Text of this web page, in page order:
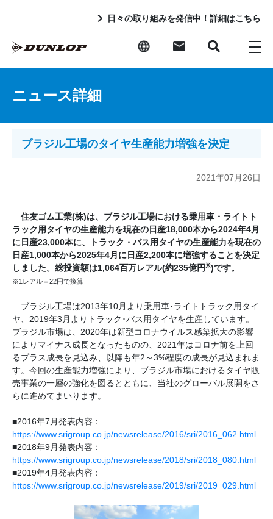
日々の取り組みを発信中！詳細はこちら
ニュース詳細
ブラジル工場のタイヤ生産能力増強を決定
2021年07月26日
住友ゴム工業(株)は、ブラジル工場における乗用車・ライトト
ラック用タイヤの生産能力を現在の日産18,000本から2024年4月
に日産23,000本に、トラック・バス用タイヤの生産能力を現在の
日産1,000本から2025年4月に日産2,200本に増強することを決定
しました。総投資額は1,064百万レアル(約235億円※)です。
※1レアル＝22円で換算
ブラジル工場は2013年10月より乗用車･ライトトラック用タイ
ヤ、2019年3月よりトラック･バス用タイヤを生産しています。
ブラジル市場は、2020年は新型コロナウイルス感染拡大の影響
によりマイナス成長となったものの、2021年はコロナ前を上回
るプラス成長を見込み、以降も年2～3%程度の成長が見込まれま
す。今回の生産能力増強により、ブラジル市場におけるタイヤ販
売事業の一層の強化を図るとともに、当社のグローバル展開をさ
らに進めてまいります。
■2016年7月発表内容：
https://www.srigroup.co.jp/newsrelease/2016/sri/2016_062.html
■2018年9月発表内容：
https://www.srigroup.co.jp/newsrelease/2018/sri/2018_080.html
■2019年4月発表内容：
https://www.srigroup.co.jp/newsrelease/2019/sri/2019_029.html